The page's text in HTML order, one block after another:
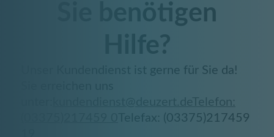
Sie benötigen
Hilfe?
Unser Kundendienst ist gerne für Sie da!
kundendienst@deuzert.de
Telefon:
Telefax: (03375)217459